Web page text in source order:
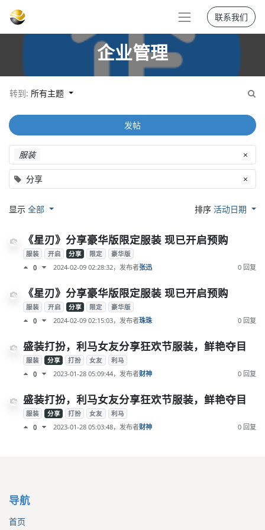
联系我们
企业管理
转到: 所有主题
服装 ×
分享 ×
发帖
显示 全部 排序活动日期
《星刃》分享豪华版限定服装 现已开启预购
服装 开启 分享 限定 豪华版
0 2024-02-09 02:28:32，发布者张迅 0 回复
《星刃》分享豪华版限定服装 现已开启预购
服装 开启 分享 限定 豪华版
0 2024-02-09 02:15:03，发布者珠珠 0 回复
盛装打扮，利马女友分享狂欢节服装，鲜艳夺目
服装 分享 打扮 女友 利马
0 2023-01-28 05:09:44，发布者财神 0 回复
盛装打扮，利马女友分享狂欢节服装，鲜艳夺目
服装 分享 打扮 女友 利马
0 2023-01-28 05:03:48，发布者财神 0 回复
导航
首页